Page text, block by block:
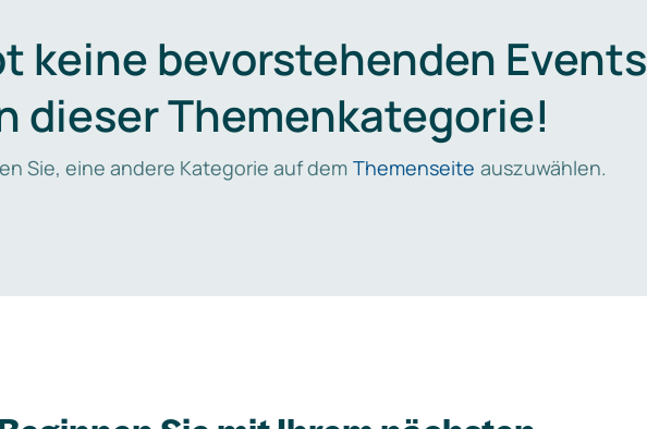
keine bevorstehenden Events
dieser Themenkategorie!
Sie, eine andere Kategorie auf dem Themenseite auszuwählen.